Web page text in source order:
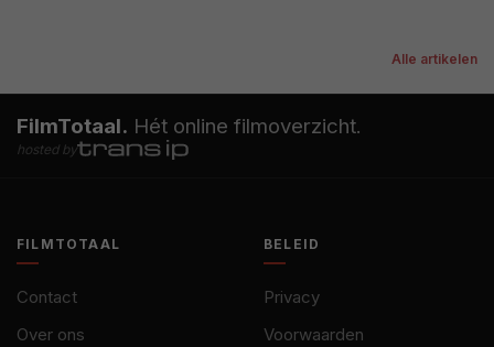
Alle artikelen
FilmTotaal. Hét online filmoverzicht.
hosted by
FILMTOTAAL
Contact
Over ons
BELEID
Privacy
Voorwaarden